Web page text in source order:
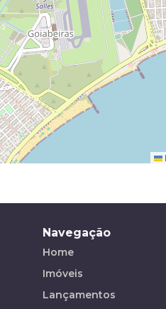
Navegação
Home
Imóveis
Lançamentos